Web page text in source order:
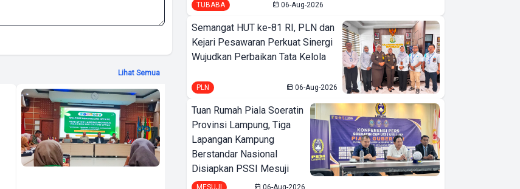
Lihat Semua
SEAMEO
BIOTROP
Gelar National
& Regional
Training
Circular
Perlindungan dan
Kepercayaan,
Kolaborasi Dua
Institusi Masyarakat
Pihak yang
TUBABA 06-Aug-2026
Semangat HUT ke-81 RI, PLN dan
Kejari Pesawaran Perkuat Sinergi
Wujudkan Perbaikan Tata Kelola
PLN 06-Aug-2026
Tuan Rumah Piala Soeratin
Provinsi Lampung, Tiga
Lapangan Kampung
Berstandar Nasional
Disiapkan PSSI Mesuji
MESUJI 06-Aug-2026